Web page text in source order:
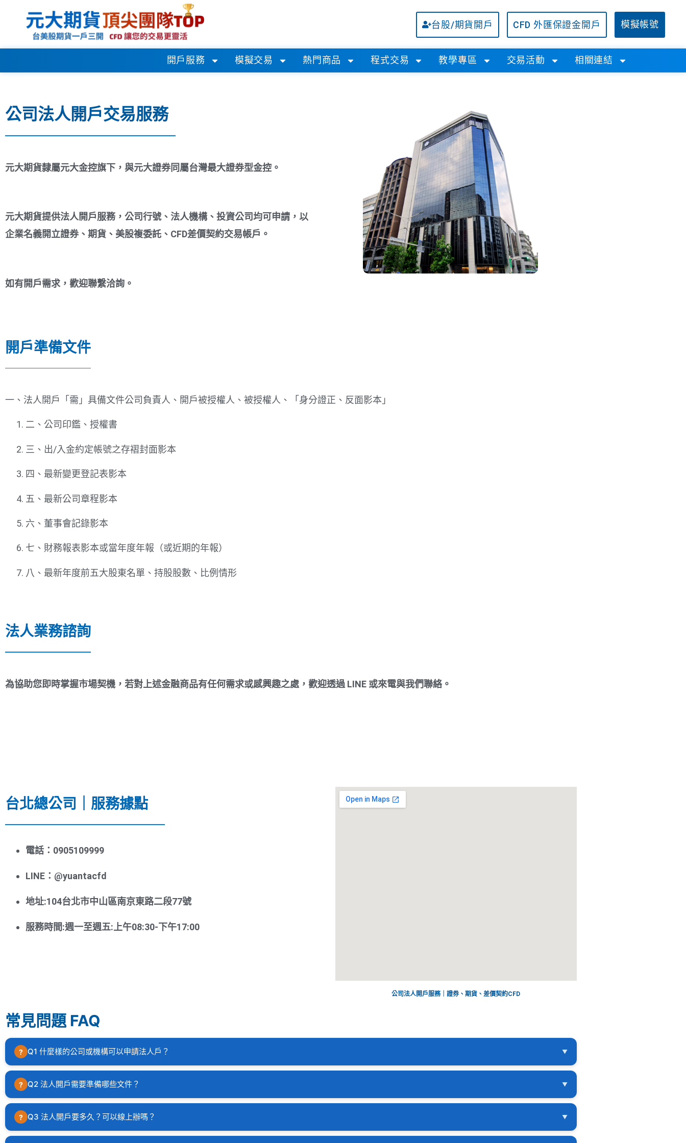
台股/期貨開戶 CFD 外匯保證金開戶 模擬帳號
開戶服務 模擬交易 熱門商品 程式交易 教學專區 交易活動 相關連結
公司法人開戶交易服務
元大期貨隸屬元大金控旗下，與元大證券同屬台灣最大證券型金控。
元大期貨提供法人開戶服務，公司行號、法人機構、投資公司均可申請，以
企業名義開立證券、期貨、美股複委託、CFD差價契約交易帳戶。
如有開戶需求，歡迎聯繫洽詢。
開戶準備文件
一、法人開戶「需」具備文件公司負責人、開戶被授權人、被授權人、「身分證正、反面影本」
二、公司印鑑、授權書
三、出/入金約定帳號之存褶封面影本
四、最新變更登記表影本
五、最新公司章程影本
六、 董事會記錄影本
七、財務報表影本或當年度年報（或近期的年報）
八、最新年度前五大股東名單、持股股數、比例情形
法人業務諮詢
為協助您即時掌握市場契機，若對上述金融商品有任何需求或感興趣之處，歡迎透過 LINE 或來電與我們聯絡。
台北總公司｜服務據點
電話：0905109999
LINE：@yuantacfd
地址:104台北市中山區南京東路二段77號
服務時間:週一至週五:上午08:30-下午17:00
公司法人開戶服務｜證券、期貨、差價契約CFD
常見問題 FAQ
? Q1 什麼樣的公司或機構可以申請法人戶？ ▼
公司行號、法人機構、投資公司都可以申請，以企業名義開立證券、期貨、美股複委託、CFD差價契約交易帳戶。
? Q2 法人開戶需要準備哪些文件？ ▼
需準備公司負責人、開戶被授權人身分證正反面影本、公司印鑑、授權書、出/入金約定帳號存摺封面影本、最新變更登記表影本、最新公司章程影本、董事會
? Q3 法人開戶要多久？可以線上辦嗎？ ▼